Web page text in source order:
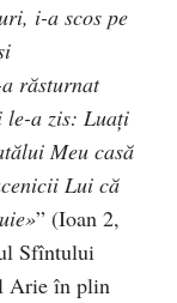
i-a scos pe
răsturnat
le-a zis: Luaţi
Meu casă
Lui că
” (Ioan 2,
Sfîntului
Arie în plin